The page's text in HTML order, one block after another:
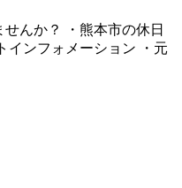
んか？ ・熊本市の休日
インフォメーション ・元